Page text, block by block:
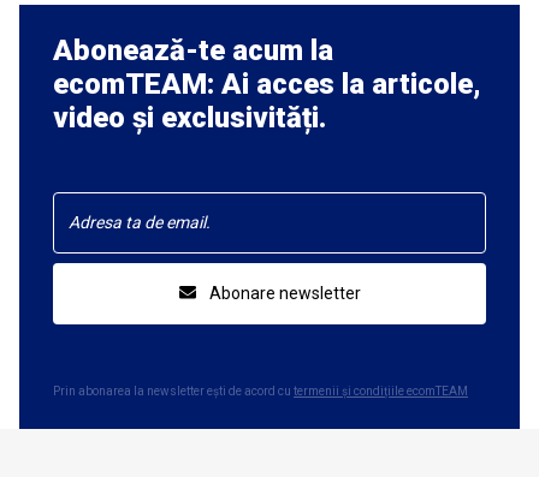
Abonează-te acum la
ecomTEAM: Ai acces la articole,
video și exclusivități.
Abonare newsletter
Prin abonarea la newsletter ești de acord cu termenii și condițiile ecomTEAM